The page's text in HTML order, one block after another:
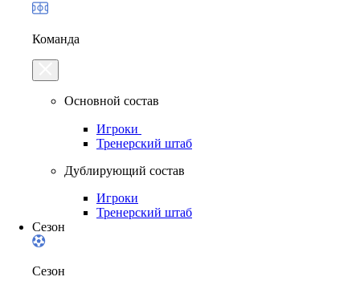
Команда
Основной состав
Игроки
Тренерский штаб
Дублирующий состав
Игроки
Тренерский штаб
Сезон
Сезон